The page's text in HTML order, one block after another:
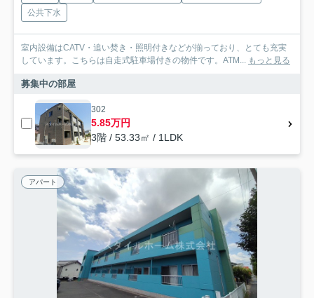
公共下水
室内設備はCATV・追い焚き・照明付きなどが揃っており、とても充実
しています。こちらは自走式駐車場付きの物件です。ATM...
もっと見る
募集中の部屋
302
5.85万円
3階 / 53.33㎡ / 1LDK
アパート